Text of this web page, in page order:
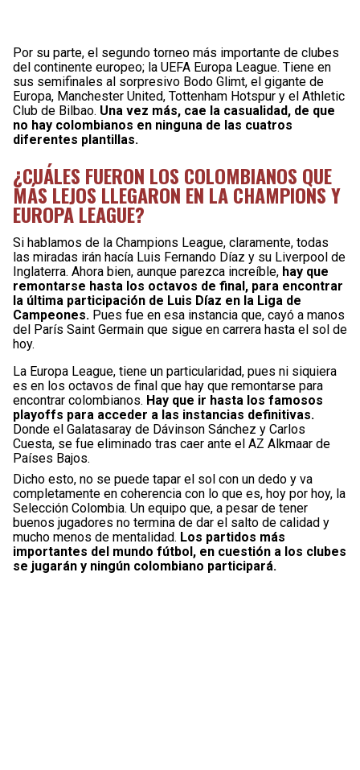
Por su parte, el segundo torneo más importante de clubes
del continente europeo; la UEFA Europa League. Tiene en
sus semifinales al sorpresivo Bodo Glimt, el gigante de
Europa, Manchester United, Tottenham Hotspur y el Athletic
Club de Bilbao. Una vez más, cae la casualidad, de que
no hay colombianos en ninguna de las cuatros
diferentes plantillas.
¿CUÁLES FUERON LOS COLOMBIANOS QUE
MÁS LEJOS LLEGARON EN LA CHAMPIONS Y
EUROPA LEAGUE?
Si hablamos de la Champions League, claramente, todas
las miradas irán hacía Luis Fernando Díaz y su Liverpool de
Inglaterra. Ahora bien, aunque parezca increíble, hay que
remontarse hasta los octavos de final, para encontrar
la última participación de Luis Díaz en la Liga de
Campeones. Pues fue en esa instancia que, cayó a manos
del París Saint Germain que sigue en carrera hasta el sol de
hoy.
La Europa League, tiene un particularidad, pues ni siquiera
es en los octavos de final que hay que remontarse para
encontrar colombianos. Hay que ir hasta los famosos
playoffs para acceder a las instancias definitivas.
Donde el Galatasaray de Dávinson Sánchez y Carlos
Cuesta, se fue eliminado tras caer ante el AZ Alkmaar de
Países Bajos.
Dicho esto, no se puede tapar el sol con un dedo y va
completamente en coherencia con lo que es, hoy por hoy, la
Selección Colombia. Un equipo que, a pesar de tener
buenos jugadores no termina de dar el salto de calidad y
mucho menos de mentalidad. Los partidos más
importantes del mundo fútbol, en cuestión a los clubes
se jugarán y ningún colombiano participará.